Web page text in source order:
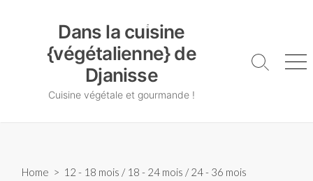
Dans la cuisine
{végétalienne} de
Djanisse
Cuisine végétale et gourmande !
Search
Home > 12 - 18 mois / 18 - 24 mois /24 - 36 mois